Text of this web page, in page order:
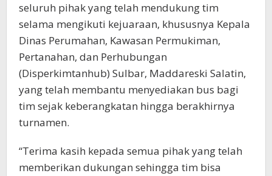
seluruh pihak yang telah mendukung tim
selama mengikuti kejuaraan, khususnya Kepala
Dinas Perumahan, Kawasan Permukiman,
Pertanahan, dan Perhubungan
(Disperkimtanhub) Sulbar, Maddareski Salatin,
yang telah membantu menyediakan bus bagi
tim sejak keberangkatan hingga berakhirnya
turnamen.
“Terima kasih kepada semua pihak yang telah
memberikan dukungan sehingga tim bisa